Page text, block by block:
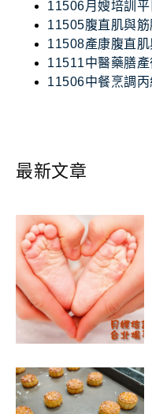
11506月嫂培訓
11505腹直肌與
11508產康腹直
11511中醫藥膳
11506中餐烹調
最新文章